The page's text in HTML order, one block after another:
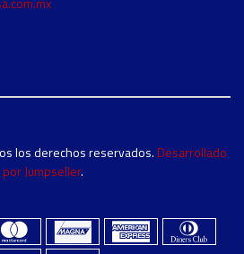
los derechos reservados. Desarrollado
por Jumpseller.